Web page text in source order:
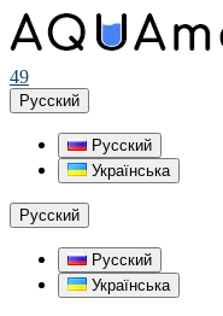
49
Русский
Русский
Українська
Русский
Русский
Українська